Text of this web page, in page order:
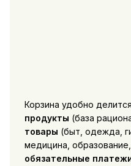
Корзина удобно
продукты (база
товары (быт, одежда,
медицина,
обязательные